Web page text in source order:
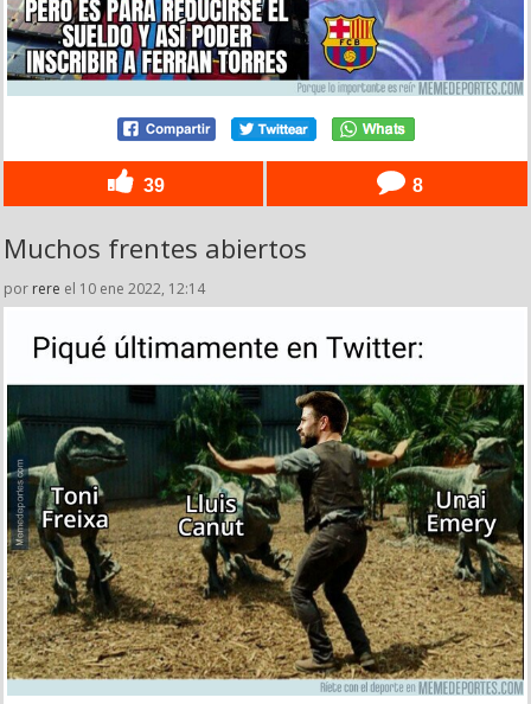
39 8
Muchos frentes abiertos
por rere el 10 ene 2022, 12:14